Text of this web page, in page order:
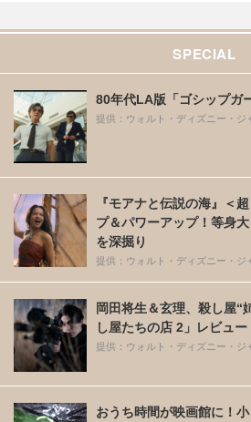
SPECIAL
80年代LA版「ゴシップガ
提供：ウォルト・ディズニー・ジ
『モアナと伝説の海』＜
プ＆パワーアップ！等身
を深掘り
提供：ウォルト・ディズニー・ジ
岡田将生＆玄理、殺し屋“
し屋たちの店 2」レビュー
提供：ウォルト・ディズニー・ジ
おうち時間が映画館に！